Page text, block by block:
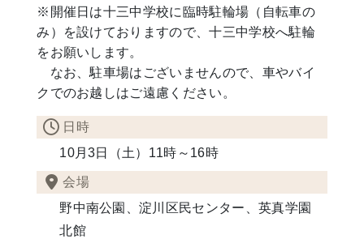
※開催日は十三中学校に臨時駐輪場（自転車の
み）を設けておりますので、十三中学校へ駐輪
をお願いします。
なお、駐車場はございませんので、車やバイ
クでのお越しはご遠慮ください。
日時
10月3日（土）11時～16時
会場
野中南公園、淀川区民センター、英真学園
北館